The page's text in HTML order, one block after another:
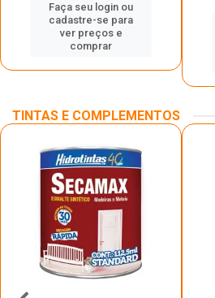
Faça seu login ou
cadastre-se para
ver preços e
comprar
TINTAS E COMPLEMENTOS